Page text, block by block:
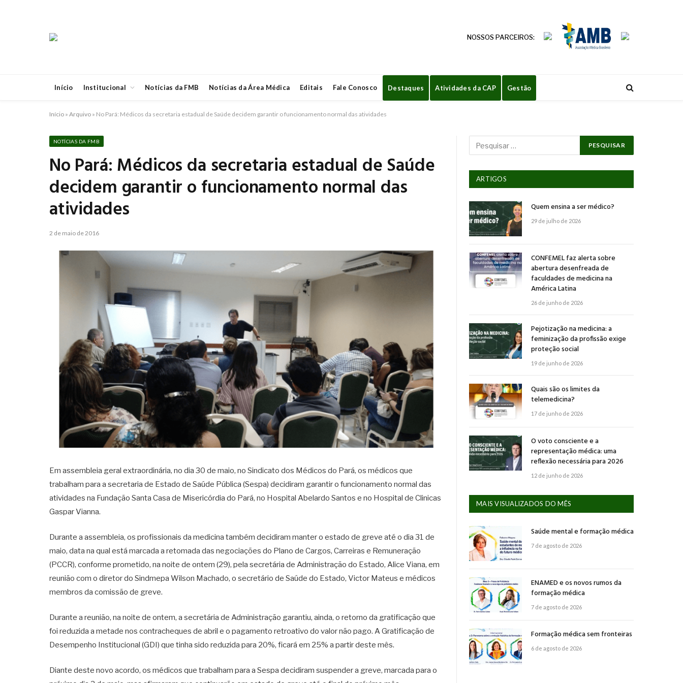
NOSSOS PARCEIROS:
Início Institucional Notícias da FMB Notícias da Área Médica Editais Fale Conosco Destaques Atividades da CAP Gestão
Início » Arquivo » No Pará: Médicos da secretaria estadual de Saúde decidem garantir o funcionamento normal das atividades
NOTÍCIAS DA FMB
No Pará: Médicos da secretaria estadual de Saúde
decidem garantir o funcionamento normal das
atividades
2 de maio de 2016
Em assembleia geral extraordinária, no dia 30 de maio, no Sindicato dos Médicos do Pará, os médicos que
trabalham para a secretaria de Estado de Saúde Pública (Sespa) decidiram garantir o funcionamento normal das
atividades na Fundação Santa Casa de Misericórdia do Pará, no Hospital Abelardo Santos e no Hospital de Clinicas
Gaspar Vianna.
Durante a assembleia, os profissionais da medicina também decidiram manter o estado de greve até o dia 31 de
maio, data na qual está marcada a retomada das negociações do Plano de Cargos, Carreiras e Remuneração
(PCCR), conforme prometido, na noite de ontem (29), pela secretária de Administração do Estado, Alice Viana, em
reunião com o diretor do Sindmepa Wilson Machado, o secretário de Saúde do Estado, Victor Mateus e médicos
membros da comissão de greve.
Durante a reunião, na noite de ontem, a secretária de Administração garantiu, ainda, o retorno da gratificação que
foi reduzida a metade nos contracheques de abril e o pagamento retroativo do valor não pago. A Gratificação de
Desempenho Institucional (GDI) que tinha sido reduzida para 20%, ficará em 25% a partir deste mês.
Diante deste novo acordo, os médicos que trabalham para a Sespa decidiram suspender a greve, marcada para o
ARTIGOS
Quem ensina a ser médico?
29 de julho de 2026
CONFEMEL faz alerta sobre
abertura desenfreada de
faculdades de medicina na
América Latina
26 de junho de 2026
Pejotização na medicina: a
feminização da profissão exige
proteção social
19 de junho de 2026
Quais são os limites da
telemedicina?
17 de junho de 2026
O voto consciente e a
representação médica: uma
reflexão necessária para 2026
12 de junho de 2026
MAIS VISUALIZADOS DO MÊS
Saúde mental e formação médica
7 de agosto de 2026
ENAMED e os novos rumos da
formação médica
7 de agosto de 2026
Formação médica sem fronteiras
6 de agosto de 2026